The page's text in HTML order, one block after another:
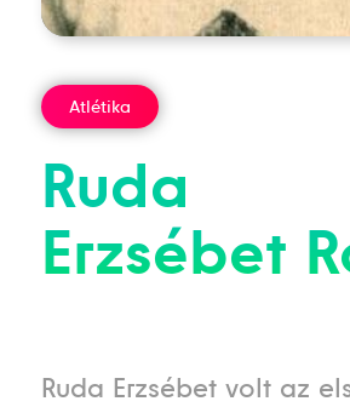
Atlétika
Ruda
Erzsébet
Ruda Erzsébet volt az